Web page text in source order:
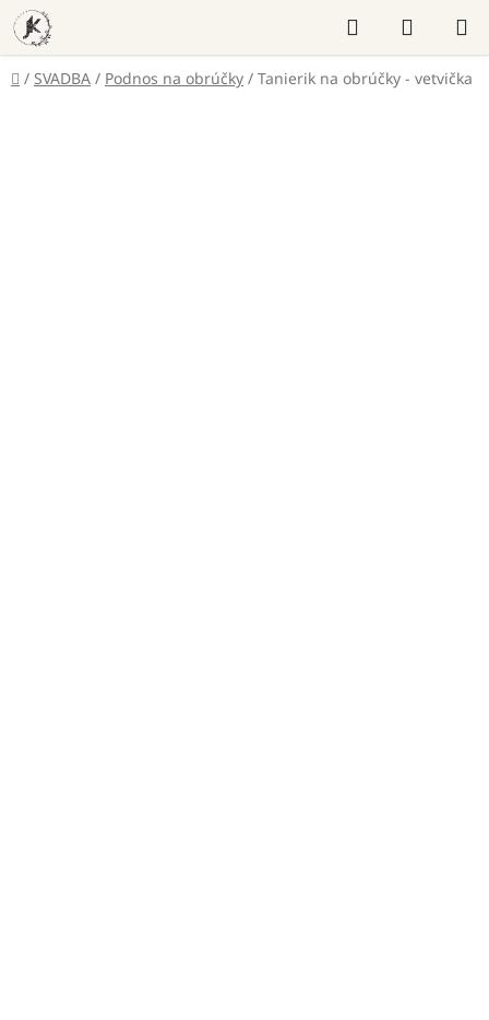
Prejsť
na
obsah
Hľadať
KOŠÍK
Domov
/ SVADBA / Podnos na obrúčky / Tanierik na obrúčky - vetvička